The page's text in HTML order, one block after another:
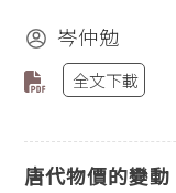
岑仲勉
全文下載
唐代物價的變動